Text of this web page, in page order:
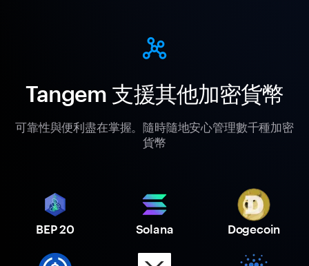
Tangem 支援其他加密貨幣
可靠性與便利盡在掌握。隨時隨地安心管理數千種加密
貨幣
BEP 20 Solana Dogecoin